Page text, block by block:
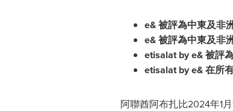
e&被評為中東及非
e&被評為中東及非
etisalat by e&被評
etisalat by e&在所
阿聯酋阿布扎比2024年1月